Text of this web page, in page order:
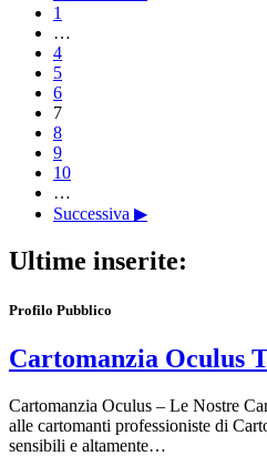
1
…
4
5
6
7
8
9
10
…
Successiva ▶
Ultime inserite:
Profilo Pubblico
Cartomanzia Oculus
Cartomanzia Oculus – Le Nostre
alle cartomanti professioniste di
sensibili e altamente…